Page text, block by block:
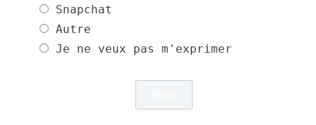
Snapchat
Autre
Je ne veux pas m'exprimer